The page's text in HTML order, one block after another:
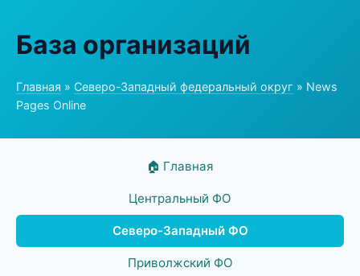
База организаций
Главная » Северо-Западный федеральный округ » News
Pages Online
🏠 Главная
Центральный ФО
Северо-Западный ФО
Приволжский ФО